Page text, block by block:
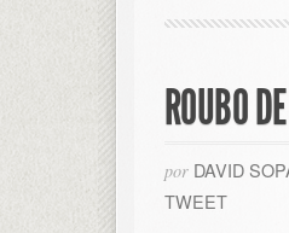
ROUBO
por DAVID
TWEET